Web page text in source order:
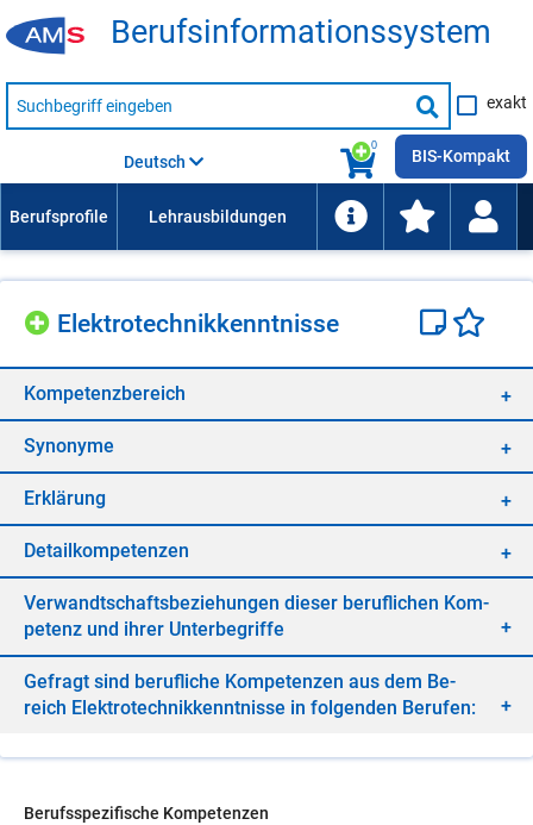
Be­rufs­in­for­ma­ti­ons­sys­tem
Suche
nach
Suche
starten
exakt
0
Deutsch BIS-Kompakt
Elek­tro­tech­nik­kennt­nis­se
Kom­pe­tenz­be­reich
Syn­ony­me
Er­klä­rung
De­tail­kom­pe­ten­zen
Ver­wandt­schafts­be­zie­hun­gen die­ser be­ruf­li­chen Kom­
pe­tenz und ih­rer Un­ter­be­grif­fe
Ge­fragt sind be­ruf­li­che Kom­pe­ten­zen aus dem Be­
reich Elek­tro­tech­nik­kennt­nis­se in fol­gen­den Be­ru­fen:
Berufsspezifische Kompetenzen